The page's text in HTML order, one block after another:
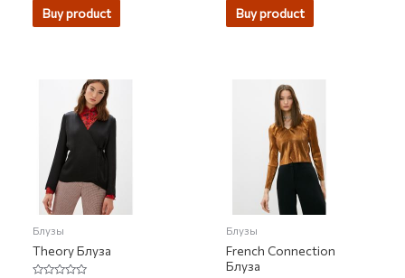
Buy product Buy product
Блузы
Theory Блуза
Блузы
French Connection
Блуза